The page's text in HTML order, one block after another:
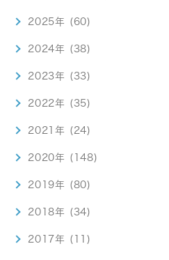
2025年 (60)
2024年 (38)
2023年 (33)
2022年 (35)
2021年 (24)
2020年 (148)
2019年 (80)
2018年 (34)
2017年 (11)